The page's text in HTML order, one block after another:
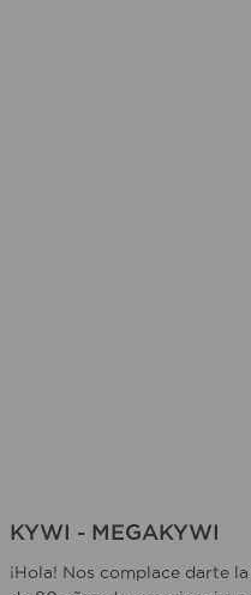
KYWI - MEGAKYWI
¡Hola! Nos complace darte